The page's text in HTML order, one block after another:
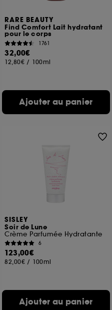
RARE BEAUTY
Find Comfort Lait hydratant
pour le corps
1761
32,00€
12,80€ / 100ml
Ajouter au panier
SISLEY
Soir de Lune
Crème Parfumée Hydratante
6
123,00€
82,00€ / 100ml
Ajouter au panier